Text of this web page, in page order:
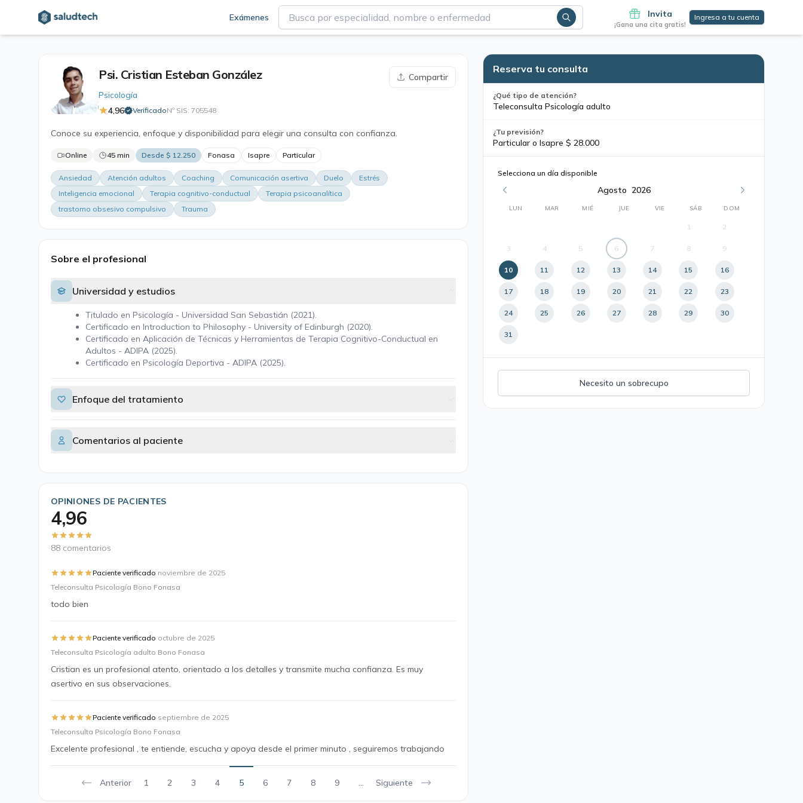
Exámenes Invita
¡Gana una cita gratis!
Ingresa a tu cuenta
Psi. Cristian Esteban González
Compartir
Psicología
4,96
VerificadoNº SIS: 705548·
Conoce su experiencia, enfoque y disponibilidad para elegir una consulta con confianza.
Online 45 min Desde $ 12.250 Fonasa Isapre Particular
Ansiedad Atención adultos Coaching Comunicación asertiva Duelo
Estrés
Inteligencia emocional
Terapia cognitivo-conductual
Terapia psicoanalítica
trastorno obsesivo compulsivo
Trauma
Sobre el profesional
Universidad y estudios
Titulado en Psicología - Universidad San Sebastián (2021).
Certificado en Introduction to Philosophy - University of Edinburgh (2020).
Certificado en Aplicación de Técnicas y Herramientas de Terapia Cognitivo-Conductual en
Adultos - ADIPA (2025).
Certificado en Psicología Deportiva - ADIPA (2025).
Enfoque del tratamiento
Comentarios al paciente
OPINIONES DE PACIENTES
4,96
88 comentarios
Paciente verificado·noviembre de 2025
Teleconsulta Psicología Bono Fonasa
todo bien
Paciente verificado·octubre de 2025
Teleconsulta Psicología adulto Bono Fonasa
Cristian es un profesional atento, orientado a los detalles y transmite mucha confianza. Es muy
asertivo en sus observaciones.
Paciente verificado·septiembre de 2025
Teleconsulta Psicología Bono Fonasa
Excelente profesional , te entiende, escucha y apoya desde el primer minuto , seguiremos trabajando
Anterior 1 2 3 4 5 6 7 8 9 ... Siguiente
Reserva tu consulta
¿Qué tipo de atención?
Teleconsulta Psicología adulto
¿Tu previsión?
Particular o Isapre $ 28.000
Selecciona un día disponible
Agosto 2026
LUN MAR MIÉ JUE VIE SÁB DOM
1 2
3 4 5 6 7 8 9
10 11 12 13 14 15 16
17 18 19 20 21 22 23
24 25 26 27 28 29 30
31
Necesito un sobrecupo